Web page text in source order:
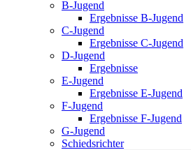
B-Jugend
Ergebnisse B-Jugend
C-Jugend
Ergebnisse C-Jugend
D-Jugend
Ergebnisse
E-Jugend
Ergebnisse E-Jugend
F-Jugend
Ergebnisse F-Jugend
G-Jugend
Schiedsrichter